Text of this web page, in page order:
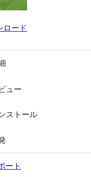
ロード
ュー
ストール
ート